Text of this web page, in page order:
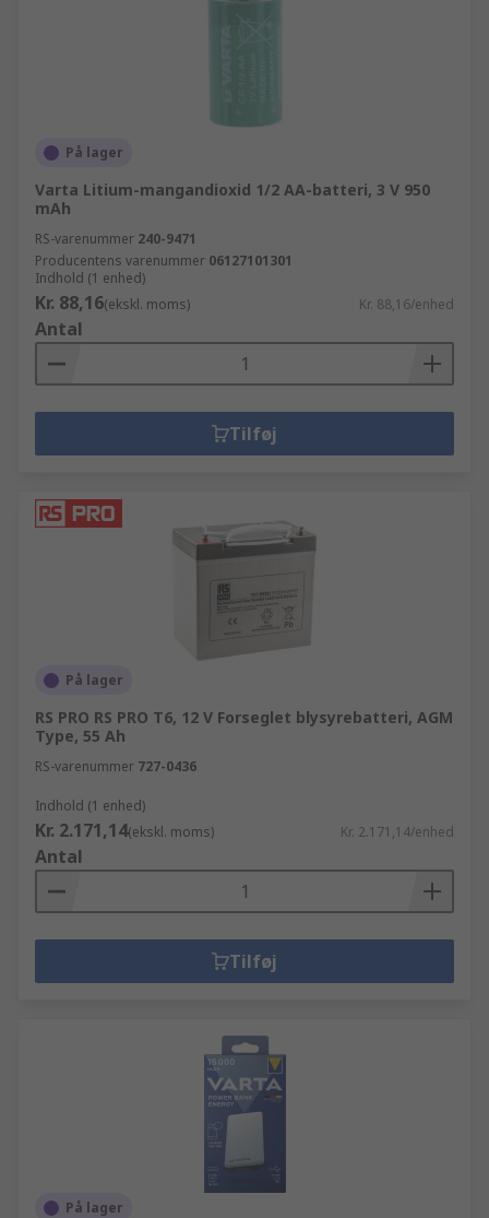
På lager
Varta Litium-mangandioxid 1/2 AA-batteri, 3 V 950
mAh
RS-varenummer 240-9471
Producentens varenummer 06127101301
Indhold (1 enhed)
Kr. 88,16(ekskl. moms) Kr. 88,16/enhed
Antal
Tilføj
På lager
RS PRO RS PRO T6, 12 V Forseglet blysyrebatteri, AGM
Type, 55 Ah
RS-varenummer 727-0436
Indhold (1 enhed)
Kr. 2.171,14(ekskl. moms) Kr. 2.171,14/enhed
Antal
Tilføj
På lager